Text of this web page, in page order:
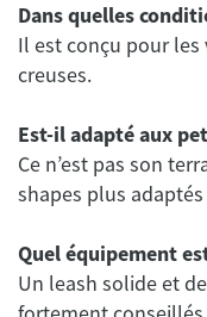
Dans quelles
Il est conçu pour les
creuses.
Est-il adapté aux
Ce n’est pas son
shapes plus
Quel équipement
Un leash solide et